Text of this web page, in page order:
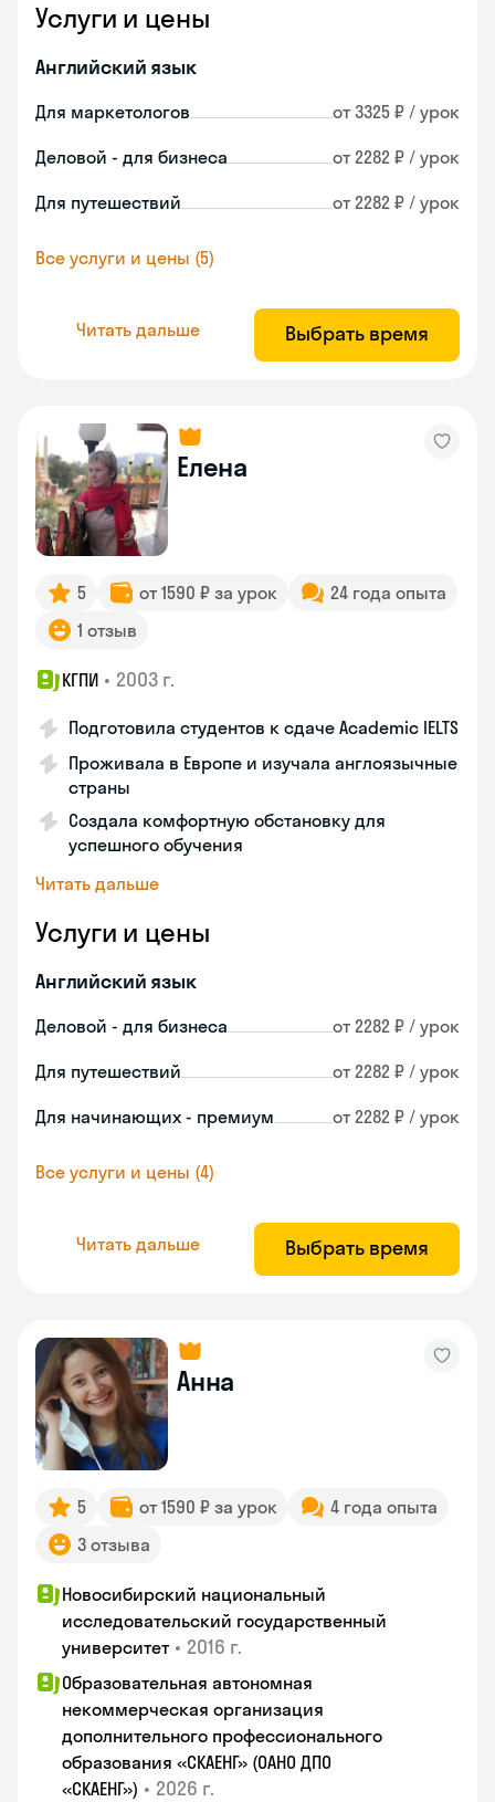
Услуги и цены
Английский язык
Для маркетологов от 3325 ₽ / урок
Деловой - для бизнеса от 2282 ₽ / урок
Для путешествий от 2282 ₽ / урок
Все услуги и цены (5)
Читать дальше Выбрать время
Елена
5 от 1590 ₽ за урок
24 года опыта
1 отзыв
КГПИ • 2003 г.
Подготовила студентов к сдаче Academic IELTS
Проживала в Европе и изучала англоязычные
страны
Создала комфортную обстановку для
успешного обучения
Читать дальше
Услуги и цены
Английский язык
Деловой - для бизнеса от 2282 ₽ / урок
Для путешествий от 2282 ₽ / урок
Для начинающих - премиум от 2282 ₽ / урок
Все услуги и цены (4)
Читать дальше Выбрать время
Анна
5 от 1590 ₽ за урок
4 года опыта
3 отзыва
Новосибирский национальный
исследовательский государственный
университет • 2016 г.
Образовательная автономная
некоммерческая организация
дополнительного профессионального
образования «СКАЕНГ» (ОАНО ДПО
«СКАЕНГ») • 2026 г.